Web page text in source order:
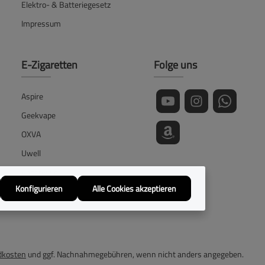
Elektro- & Batteriegesetz
Impressum
E-Zigaretten
Aspire
Geekvape
OXVA
Uwell
Voopoo
Folge uns
und ggf. Nachnahmegebühren, wenn nicht anders angegeben.
Konfigurieren Alle Cookies akzeptieren